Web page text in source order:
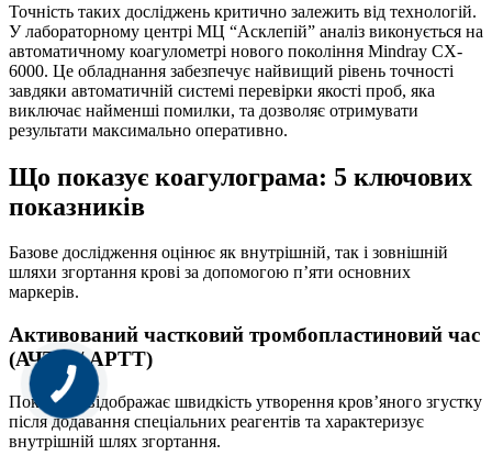
Точність таких досліджень критично залежить від технологій.
У лабораторному центрі МЦ “Асклепій” аналіз виконується на
автоматичному коагулометрі нового покоління Mindray CX-
6000. Це обладнання забезпечує найвищий рівень точності
завдяки автоматичній системі перевірки якості проб, яка
виключає найменші помилки, та дозволяє отримувати
результати максимально оперативно.
Що показує коагулограма: 5 ключових
показників
Базове дослідження оцінює як внутрішній, так і зовнішній
шляхи згортання крові за допомогою п’яти основних
маркерів.
Активований частковий тромбопластиновий час
(АЧТЧ / APTT)
Показник відображає швидкість утворення кров’яного згустку
після додавання спеціальних реагентів та характеризує
внутрішній шлях згортання.